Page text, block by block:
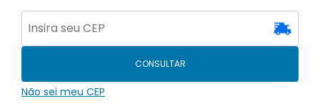
CONSULTAR
Não sei meu CEP